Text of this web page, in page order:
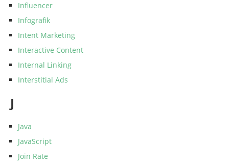
Influencer
Infografik
Intent Marketing
Interactive Content
Internal Linking
Interstitial Ads
J
Java
JavaScript
Join Rate